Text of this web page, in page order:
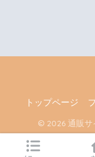
トップページ
© 2026 通販サ